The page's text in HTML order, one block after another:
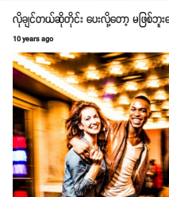
လိုချင်တယ်ဆိုတိုင်း ပေးလို့တော့ မဖြစ်ဘူးပ
10 years ago